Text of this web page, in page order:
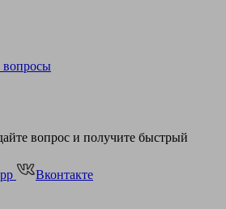
вопросы
вопрос и получите быстрый
Вконтакте